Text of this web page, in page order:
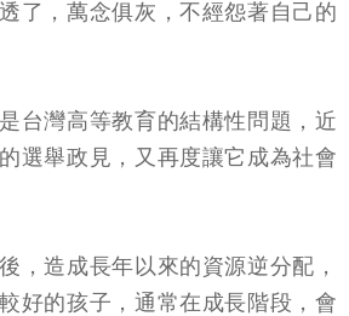
了，萬念俱灰，不經怨著自己的
台灣高等教育的結構性問題，近
選舉政見，又再度讓它成為社會
，造成長年以來的資源逆分配，
好的孩子，通常在成長階段，會